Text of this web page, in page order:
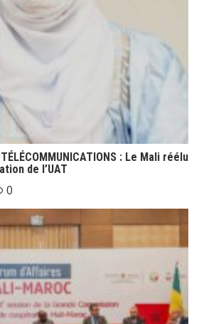
TÉLÉCOMMUNICATIONS : Le Mali réélu
de l’UAT
0